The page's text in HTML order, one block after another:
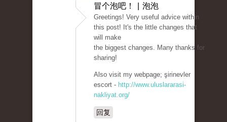
冒个泡吧！ | 泡泡
Greetings! Very useful advice within
this post! It's the little changes that
will make
the biggest changes. Many thanks for
sharing!
Also visit my webpage; şirinevler
escort - http://www.uluslararasi-
nakliyat.org/
回复